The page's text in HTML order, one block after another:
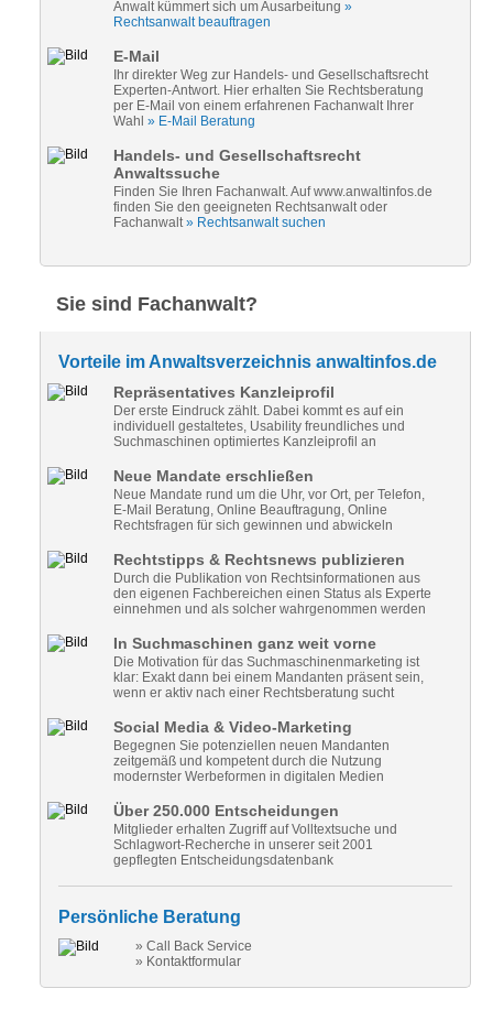
Anwalt kümmert sich um Ausarbeitung »
Rechtsanwalt beauftragen
E-Mail
Ihr direkter Weg zur Handels- und Gesellschaftsrecht
Experten-Antwort. Hier erhalten Sie Rechtsberatung
per E-Mail von einem erfahrenen Fachanwalt Ihrer
Wahl » E-Mail Beratung
Handels- und Gesellschaftsrecht
Anwaltssuche
Finden Sie Ihren Fachanwalt. Auf www.anwaltinfos.de
finden Sie den geeigneten Rechtsanwalt oder
Fachanwalt» Rechtsanwalt suchen
Sie sind Fachanwalt?
Vorteile im Anwaltsverzeichnis anwaltinfos.de
Repräsentatives Kanzleiprofil
Der erste Eindruck zählt. Dabei kommt es auf ein
individuell gestaltetes, Usability freundliches und
Suchmaschinen optimiertes Kanzleiprofil an
Neue Mandate erschließen
Neue Mandate rund um die Uhr, vor Ort, per Telefon,
E-Mail Beratung, Online Beauftragung, Online
Rechtsfragen für sich gewinnen und abwickeln
Rechtstipps & Rechtsnews publizieren
Durch die Publikation von Rechtsinformationen aus
den eigenen Fachbereichen einen Status als Experte
einnehmen und als solcher wahrgenommen werden
In Suchmaschinen ganz weit vorne
Die Motivation für das Suchmaschinenmarketing ist
klar: Exakt dann bei einem Mandanten präsent sein,
wenn er aktiv nach einer Rechtsberatung sucht
Social Media & Video-Marketing
Begegnen Sie potenziellen neuen Mandanten
zeitgemäß und kompetent durch die Nutzung
modernster Werbeformen in digitalen Medien
Über 250.000 Entscheidungen
Mitglieder erhalten Zugriff auf Volltextsuche und
Schlagwort-Recherche in unserer seit 2001
gepflegten Entscheidungsdatenbank
Persönliche Beratung
» Call Back Service
» Kontaktformular